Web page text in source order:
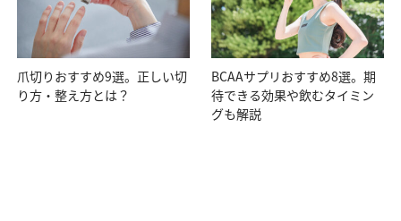
爪切りおすすめ9選。正しい切
り方・整え方とは？
BCAAサプリおすすめ8選。期
待できる効果や飲むタイミン
グも解説